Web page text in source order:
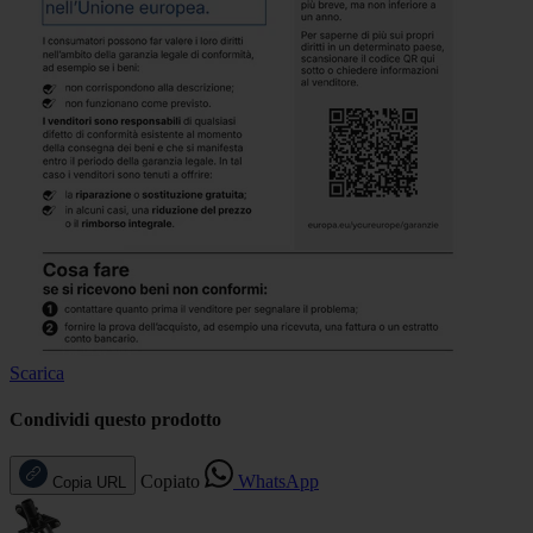
Scarica
Condividi questo prodotto
Copia URL Copiato WhatsApp